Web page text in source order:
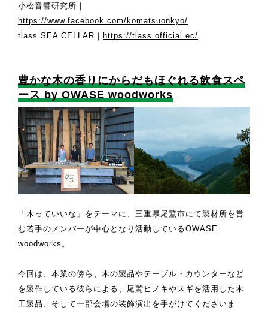
小松音響研究所｜
https://www.facebook.com/komatsuonkyo/
tlass SEA CELLAR｜ https://tlass.official.ec/
豊かな木の香りにからだもほぐれる飲食スペ
ース by OWASE woodworks
「木っていいな」をテーマに、三重県尾鷲市にて製材所を営
む若手のメンバーが中心となり活動しているOWASE
woodworks。
今回は、本業の傍ら、木の製品やテーブル・カウンターなど
を製作している彼らによる、尾鷲ヒノキやスギを活用した木
工製品、そして一部会場の装飾演出を手がけてくださいま